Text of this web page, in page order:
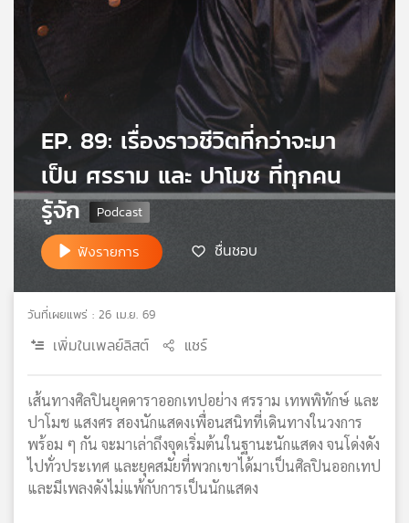
เกี่ยว
เครือ
ไทย
วิทยุ
ข่าย
EP. 89: เรื่องราวชีวิตที่กว่าจะมา
เป็น ศรราม และ ปาโมช ที่ทุกคน
รู้จัก
ฟังรายการ ชื่นชอบ
วันที่เผยแพร่ : 26 เม.ย. 69
เพิ่มในเพลย์ลิสต์ แชร์
เส้นทางศิลปินยุคดาราออกเทปอย่าง ศรราม เทพพิทักษ์ และ
ปาโมช แสงศร สองนักแสดงเพื่อนสนิทที่เดินทางในวงการ
พร้อม ๆ กัน จะมาเล่าถึงจุดเริ่มต้นในฐานะนักแสดง จนโด่งดัง
ไปทั่วประเทศ และยุคสมัยที่พวกเขาได้มาเป็นศิลปินออกเทป
และมีเพลงดังไม่แพ้กับการเป็นนักแสดง